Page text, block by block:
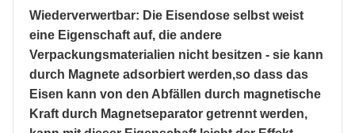
Wiederverwertbar: Die Eisendose selbst weist
eine Eigenschaft auf, die andere
Verpackungsmaterialien nicht besitzen - sie kann
durch Magnete adsorbiert werden,so dass das
Eisen kann von den Abfällen durch magnetische
Kraft durch Magnetseparator getrennt werden,